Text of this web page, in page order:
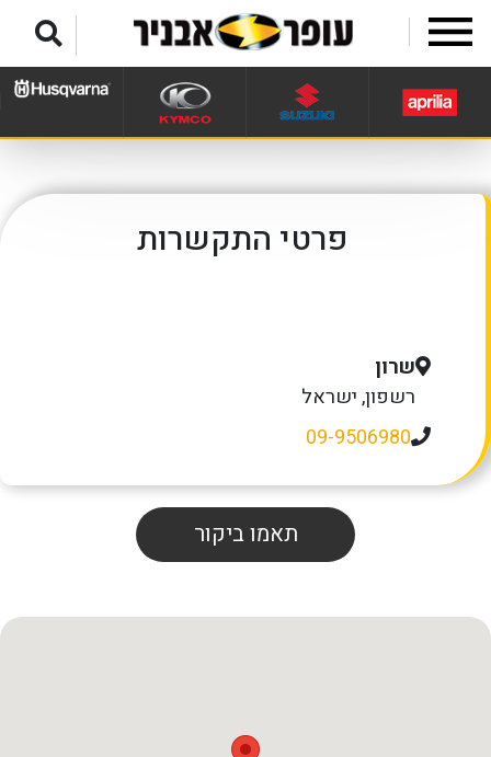
פרטי התקשרות
שרון
רשפון, ישראל
09-9506980
תאמו ביקור